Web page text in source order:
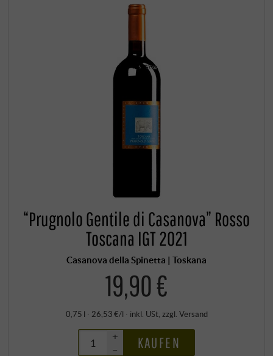
“Prugnolo Gentile di Casanova” Rosso
Toscana IGT 2021
Casanova della Spinetta | Toskana
19,90 €
0,75 l · 26,53 €/l · inkl. USt, zzgl. Versand
+
–
KAUFEN